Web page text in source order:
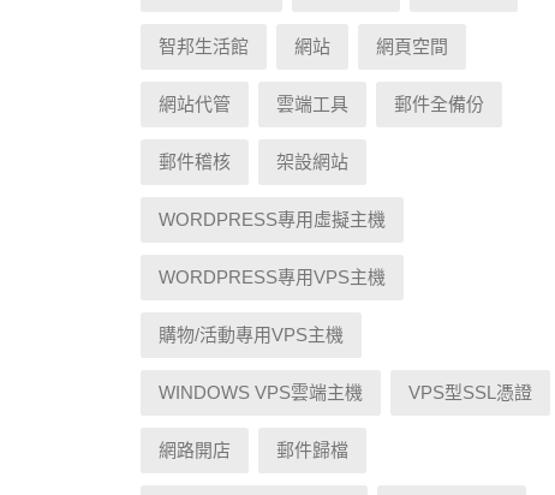
智邦生活館 網站 網頁空間
網站代管 雲端工具 郵件全備份
郵件稽核 架設網站
WORDPRESS專用虛擬主機
WORDPRESS專用VPS主機
購物/活動專用VPS主機
WINDOWS VPS雲端主機 VPS型SSL憑證
網路開店 郵件歸檔